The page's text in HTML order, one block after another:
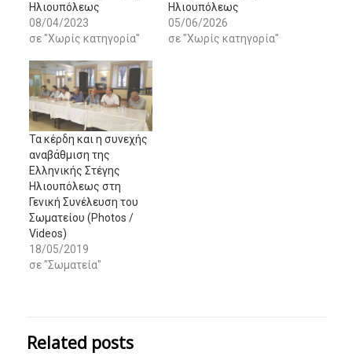
Ηλιουπόλεως
08/04/2023
σε "Χωρίς κατηγορία"
Ηλιουπόλεως
05/06/2026
σε "Χωρίς κατηγορία"
Τα κέρδη και η συνεχής
αναβάθμιση της
Ελληνικής Στέγης
Ηλιουπόλεως στη
Γενική Συνέλευση του
Σωματείου (Photos /
Videos)
18/05/2019
σε "Σωματεία"
Related posts